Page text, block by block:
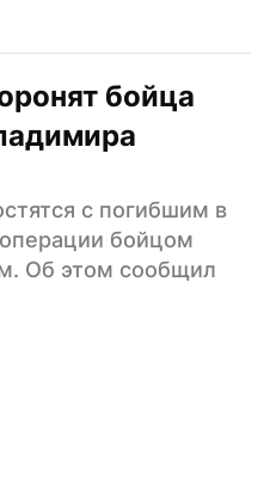
бойца
с погибшим в
бойцом
Об этом сообщил